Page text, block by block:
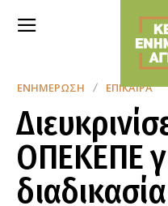
ΕΝΗΜΈΡΩΣΗ ΕΠΊΚΑΙΡΑ
ΟΠΕΚΕΠΕ